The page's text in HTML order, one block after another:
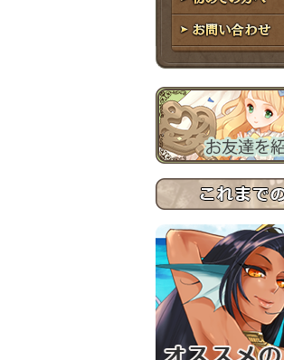
初めての方へ
お問い合わせ